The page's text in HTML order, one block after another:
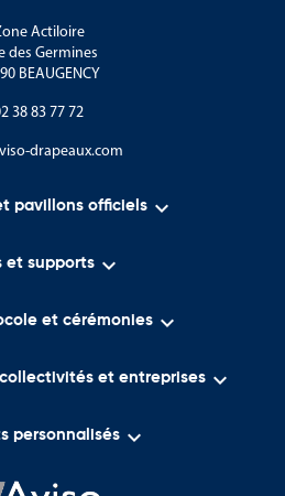
Actiloire
des Germines
BEAUGENCY
38 83 77 72
drapeaux.com
pavillons officiels 
et supports 
et cérémonies 
et entreprises 
personnalisés 